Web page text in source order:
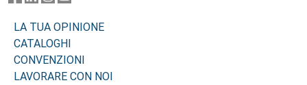
LA TUA OPINIONE
CATALOGHI
CONVENZIONI
LAVORARE CON NOI